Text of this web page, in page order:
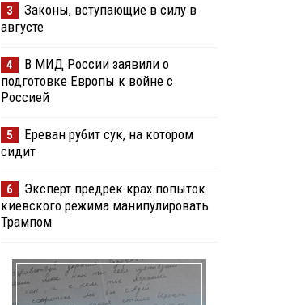
3
Законы, вступающие в силу в
августе
4
В МИД России заявили о
подготовке Европы к войне с
Россией
5
Ереван рубит сук, на котором
сидит
6
Эксперт предрек крах попыток
киевского режима манипулировать
Трампом